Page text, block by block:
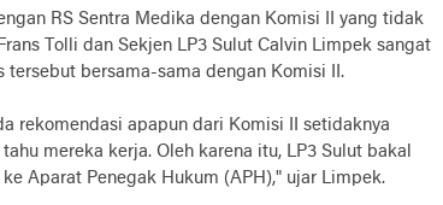
RS Sentra Medika dengan Komisi II yang tidak
Tolli dan Sekjen LP3 Sulut Calvin Limpek sangat
bersama-sama dengan Komisi II.
rekomendasi apapun dari Komisi II setidaknya
mereka kerja. Oleh karena itu, LP3 Sulut bakal
Aparat Penegak Hukum (APH)," ujar Limpek.